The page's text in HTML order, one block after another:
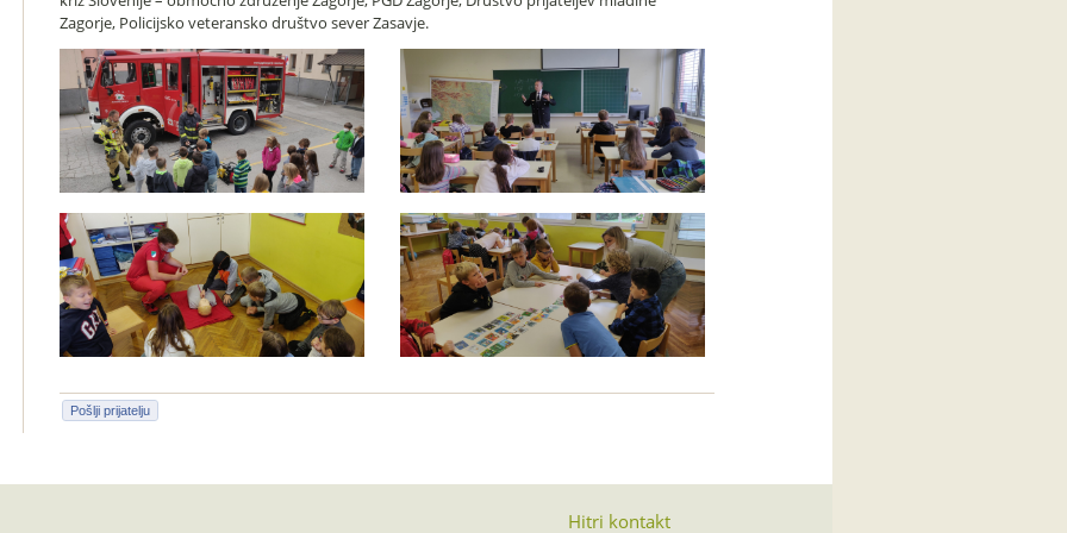
Zagorje, Policijsko veteransko društvo sever Zasavje.
Pošlji prijatelju
Hitri kontakt